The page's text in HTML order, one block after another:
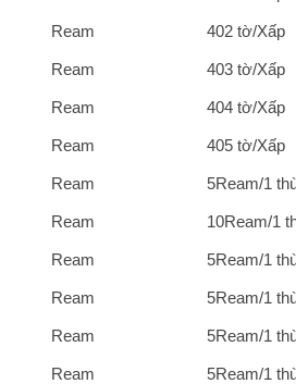
Ream 402 tờ/Xấp
Ream 403 tờ/Xấp
Ream 404 tờ/Xấp
Ream 405 tờ/Xấp
Ream 5Ream/1
Ream 10Ream/1
Ream 5Ream/1
Ream 5Ream/1
Ream 5Ream/1
Ream 5Ream/1